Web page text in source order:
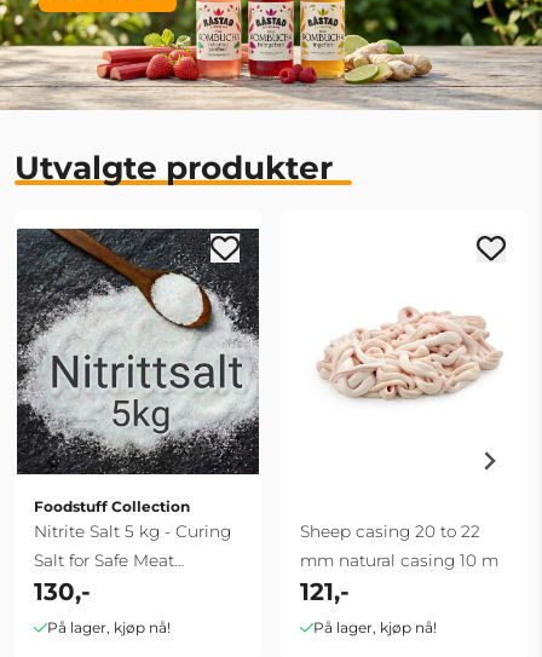
Utvalgte produkter
Foodstuff Collection
Nitrite Salt 5 kg - Curing
Salt for Safe Meat
Processing
130,-
På lager, kjøp nå!
Sheep casing 20 to 22
mm natural casing 10 m
121,-
På lager, kjøp nå!